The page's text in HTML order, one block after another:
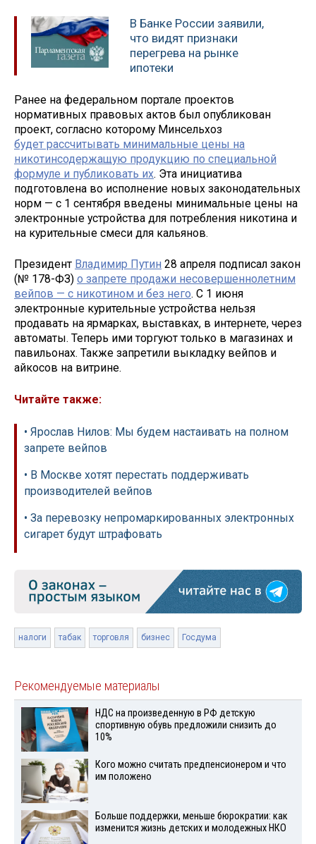
В Банке России заявили,
что видят признаки
перегрева на рынке
ипотеки
Ранее на федеральном портале проектов
нормативных правовых актов был опубликован
проект, согласно которому Минсельхоз
будет рассчитывать минимальные цены на
никотинсодержащую продукцию по специальной
формуле и публиковать их. Эта инициатива
подготовлена во исполнение новых законодательных
норм — с 1 сентября введены минимальные цены на
электронные устройства для потребления никотина и
на курительные смеси для кальянов.
Президент Владимир Путин 28 апреля подписал закон
(№ 178-ФЗ) о запрете продажи несовершеннолетним
вейпов — с никотином и без него. С 1 июня
электронные курительные устройства нельзя
продавать на ярмарках, выставках, в интернете, через
автоматы. Теперь ими торгуют только в магазинах и
павильонах. Также запретили выкладку вейпов и
айкосов на витрине.
Читайте также:
• Ярослав Нилов: Мы будем настаивать на полном
запрете вейпов
• В Москве хотят перестать поддерживать
производителей вейпов
• За перевозку непромаркированных электронных
сигарет будут штрафовать
налоги табак торговля бизнес Госдума
Рекомендуемые материалы
НДС на произведенную в РФ детскую
спортивную обувь предложили снизить до
10%
Кого можно считать предпенсионером и что
им положено
Больше поддержки, меньше бюрократии: как
изменится жизнь детских и молодежных НКО